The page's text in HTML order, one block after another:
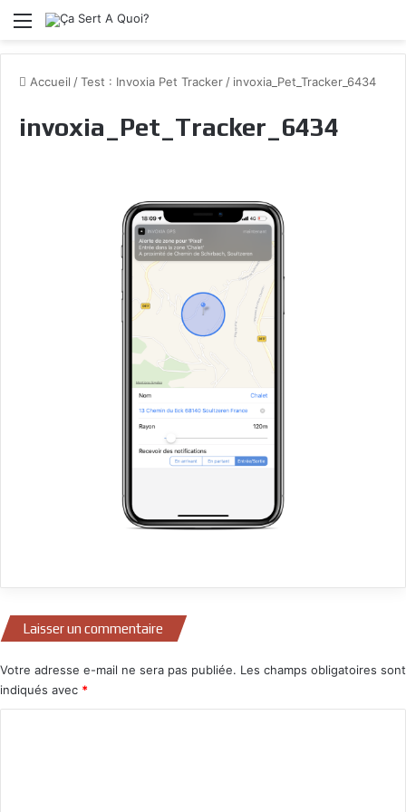
Menu
Accueil /Test : Invoxia Pet Tracker / invoxia_Pet_Tracker_6434
invoxia_Pet_Tracker_6434
Laisser un commentaire
Votre adresse e-mail ne sera pas publiée. Les champs obligatoires sont
indiqués avec *